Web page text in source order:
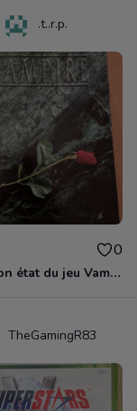
.t..r.p.
0
Écran bon état du jeu Vampire et livre de règles « la mascarade » état d’usage
TheGamingR83